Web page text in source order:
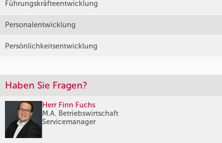
Führungskräfteentwicklung
Personalentwicklung
Persönlichkeitsentwicklung
Haben Sie Fragen?
Herr Finn Fuchs
M.A. Betriebswirtschaft
Servicemanager